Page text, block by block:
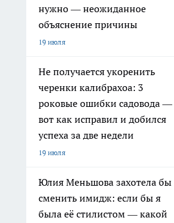
нужно — неожиданное
объяснение причины
19 июля
Не получается укоренить
черенки калибрахоа: 3
роковые ошибки садовода —
вот как исправил и добился
успеха за две недели
19 июля
Юлия Меньшова захотела бы
сменить имидж: если бы я
была её стилистом — какой